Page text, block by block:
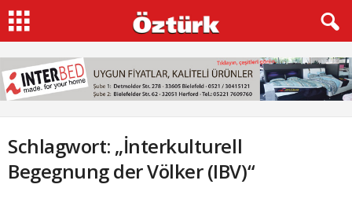
Schlagwort: „İnterkulturell
Begegnung der Völker (IBV)“